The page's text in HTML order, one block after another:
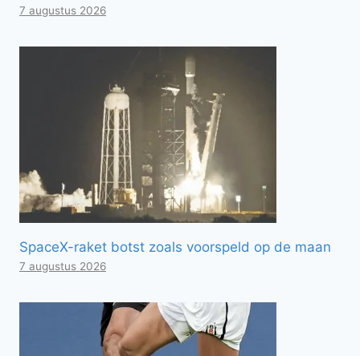
7 augustus 2026
SpaceX-raket botst zoals voorspeld op de maan
7 augustus 2026